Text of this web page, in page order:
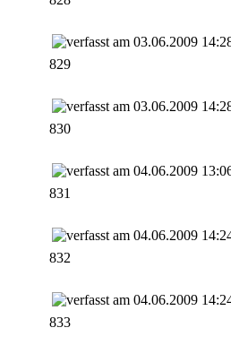
03.06.2009
829
03.06.2009
830
04.06.2009
831
04.06.2009
832
04.06.2009
833